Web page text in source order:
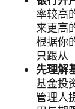
率较高
来更高
根据你
只跟从
先理解
基金投
管理人